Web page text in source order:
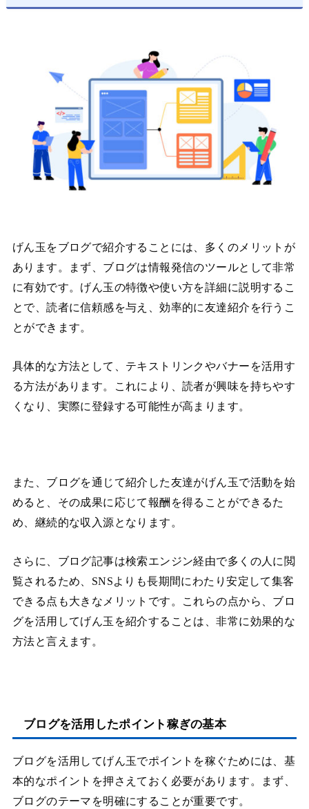
げん玉をブログで紹介することには、多くのメリットが
あります。まず、ブログは情報発信のツールとして非常
に有効です。げん玉の特徴や使い方を詳細に説明するこ
とで、読者に信頼感を与え、効率的に友達紹介を行うこ
とができます。
具体的な方法として、テキストリンクやバナーを活用す
る方法があります。これにより、読者が興味を持ちやす
くなり、実際に登録する可能性が高まります。
また、ブログを通じて紹介した友達がげん玉で活動を始
めると、その成果に応じて報酬を得ることができるた
め、継続的な収入源となります。
さらに、ブログ記事は検索エンジン経由で多くの人に閲
覧されるため、SNSよりも長期間にわたり安定して集客
できる点も大きなメリットです。これらの点から、ブロ
グを活用してげん玉を紹介することは、非常に効果的な
方法と言えます。
ブログを活用したポイント稼ぎの基本
ブログを活用してげん玉でポイントを稼ぐためには、基
本的なポイントを押さえておく必要があります。まず、
ブログのテーマを明確にすることが重要です。